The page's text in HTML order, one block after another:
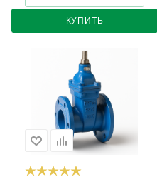
КУПИТЬ